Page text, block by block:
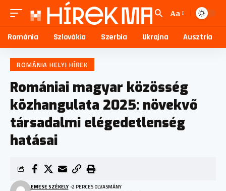
Aa
Románia Szlovákia Szerbia Ukrajna Ausztria
ROMÁNIA HELYI HÍREK
Romániai magyar közösség
közhangulata 2025: növekvő
társadalmi elégedetlenség
hatásai
EMESE SZÉKELY 2 PERCES OLVASMÁNY